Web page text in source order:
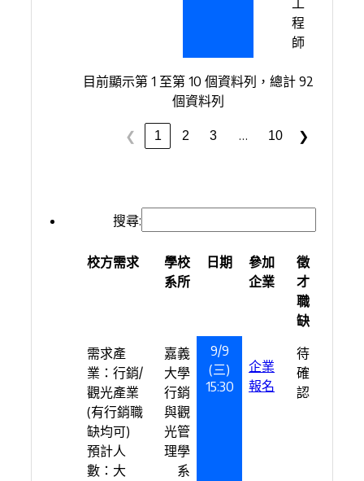
工
程
師
目前顯示第 1 至第 10 個資料列，總計 92
個資料列
❮ 1 2 3 … 10 ❯
搜尋:
校方需求
學校
系所
日期
參加
企業
徵
才
職
缺
需求產
業：行銷/
觀光產業
(有行銷職
缺均可)
預計人
數：大
嘉義
大學
行銷
與觀
光管
理學
系
9/9
(三)
15:30
企業
報名
待
確
認